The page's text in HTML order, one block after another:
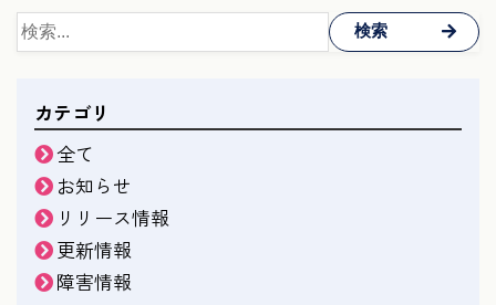
検索
カテゴリ
全て
お知らせ
リリース情報
更新情報
障害情報